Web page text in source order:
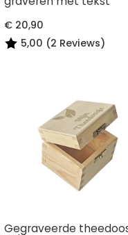
€ 20,90
5,00 (2 Reviews)
Gegraveerde